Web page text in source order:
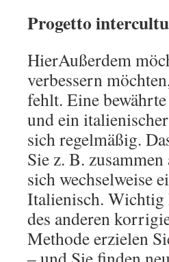
Progetto
HierAußerdem
verbessern
fehlt. Eine
und ein
sich regelmäßig.
Sie z. B.
sich wechselweise
Italienisch. Wichtig
des anderen
Methode erzielen